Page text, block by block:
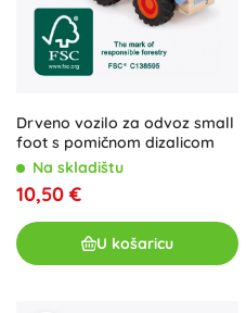
Drveno vozilo za odvoz small
foot s pomičnom dizalicom
Na skladištu
10,50 €
U košaricu